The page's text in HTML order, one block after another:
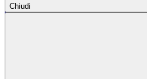
Chiudi